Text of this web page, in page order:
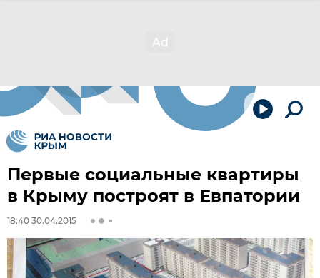
Первые социальные квартиры
в Крыму построят в Евпатории
18:40 30.04.2015